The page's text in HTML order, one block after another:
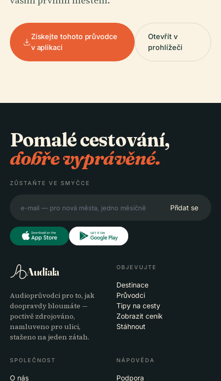
Získejte tohoto průvodce
v aplikaci
Otevřít v
prohlížeči
Pomalé cestování,
dobře vyprávěné.
ZŮSTAŇTE VE SMYČCE
Přidat se
Audiala
Audioprůvodci pro to, jak
doopravdy bloumáte —
poctivě zdrojováno,
namluveno pro ulici,
staženo na jeden zátah.
OBJEVUJTE
Destinace
Průvodci
Tipy na cesty
Zobrazit ceník
Stáhnout
SPOLEČNOST
O nás
NÁPOVĚDA
Podpora